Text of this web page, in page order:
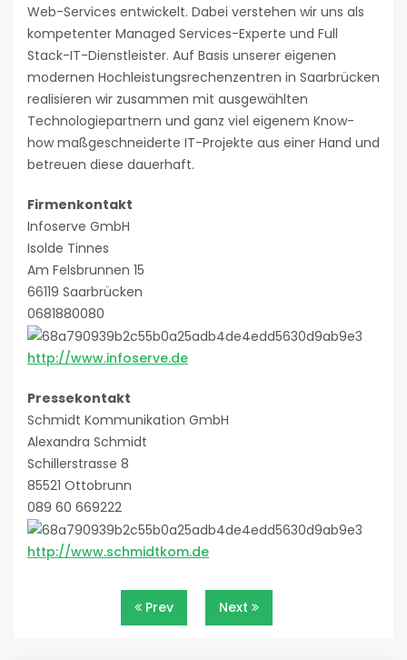
Web-Services entwickelt. Dabei verstehen wir uns als
kompetenter Managed Services-Experte und Full
Stack-IT-Dienstleister. Auf Basis unserer eigenen
modernen Hochleistungsrechenzentren in Saarbrücken
realisieren wir zusammen mit ausgewählten
Technologiepartnern und ganz viel eigenem Know-
how maßgeschneiderte IT-Projekte aus einer Hand und
betreuen diese dauerhaft.
Firmenkontakt
Infoserve GmbH
Isolde Tinnes
Am Felsbrunnen 15
66119 Saarbrücken
0681880080
http://www.infoserve.de
Pressekontakt
Schmidt Kommunikation GmbH
Alexandra Schmidt
Schillerstrasse 8
85521 Ottobrunn
089 60 669222
http://www.schmidtkom.de
Beitragsnavigation
Prev Next